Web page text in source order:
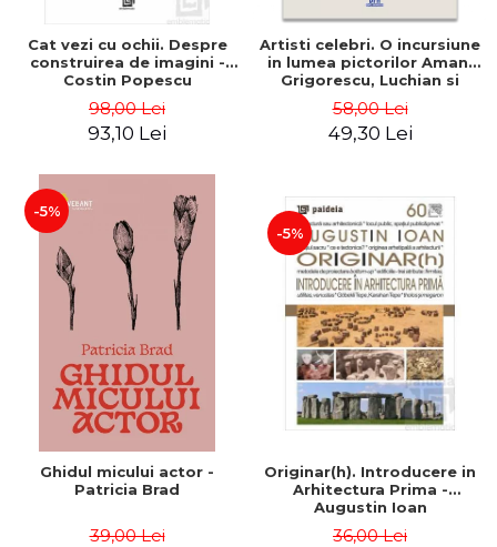
Cat vezi cu ochii. Despre
construirea de imagini -
Costin Popescu
98,00 Lei
93,10 Lei
Artisti celebri. O incursiune
in lumea pictorilor Aman,
Grigorescu, Luchian si
58,00 Lei
49,30 Lei
-5%
Ghidul micului actor -
Patricia Brad
39,00 Lei
-5%
Originar(h). Introducere in
Arhitectura Prima -
Augustin Ioan
36,00 Lei